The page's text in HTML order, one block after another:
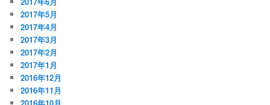
2017年5月
2017年4月
2017年3月
2017年2月
2017年1月
2016年12月
2016年11月
2016年10月